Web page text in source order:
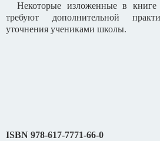
Некоторые изложенные в
требуют дополнительной
уточнения учениками школы.
УДК
ISBN 978-617-7771-